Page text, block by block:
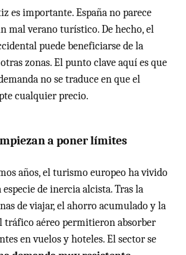
es importante. España no parece
mal verano turístico. De hecho, el
puede beneficiarse de la
zonas. El punto clave aquí es que
no se traduce en que el
cualquier precio.
a poner límites
años, el turismo europeo ha vivido
de inercia alcista. Tras la
de viajar, el ahorro acumulado y la
tráfico aéreo permitieron absorber
en vuelos y hoteles. El sector se